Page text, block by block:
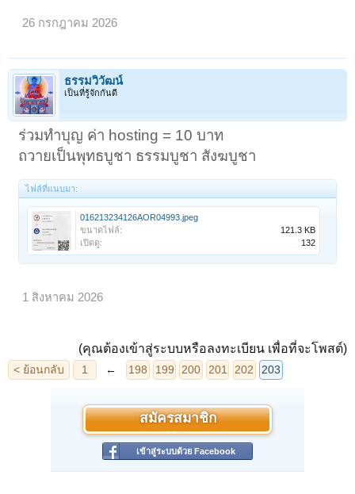
26 กรกฎาคม 2026
ธรรมวิวัฒน์
เป็นที่รู้จักกันดี
ร่วมทำบุญ ค่า hosting = 10 บาท
ถวายเป็นพุทธบูชา ธรรมบูชา สังฆบูชา
ไฟล์ที่แนบมา:
016213234126AOR04993.jpeg
ขนาดไฟล์:
121.3 KB
เปิดดู:
132
1 สิงหาคม 2026
(คุณต้องเข้าสู่ระบบหรือลงทะเบียน เพื่อที่จะโพสต์)
สมัครสมาชิก
เข้าสู่ระบบด้วย Facebook